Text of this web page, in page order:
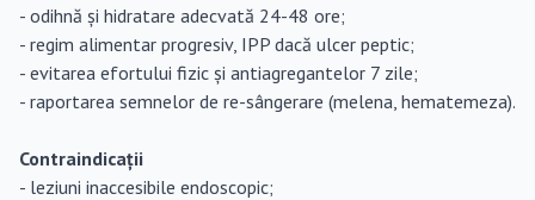
- odihnă și hidratare adecvată 24-48 ore;
- regim alimentar progresiv, IPP dacă ulcer peptic;
- evitarea efortului fizic și antiagregantelor 7 zile;
- raportarea semnelor de re-sângerare (melena, hematemeza).
Contraindicații
- leziuni inaccesibile endoscopic;